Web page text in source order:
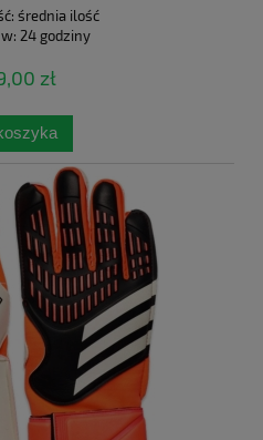
średnia ilość
24 godziny
zł